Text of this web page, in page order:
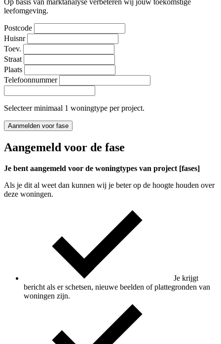
Op basis van marktanalyse verbeteren wij jouw toekomstige
leefomgeving.
Postcode
Huisnr
Toev.
Straat
Plaats
Telefoonnummer
Selecteer minimaal 1 woningtype per project.
Aanmelden voor fase
Aangemeld voor de fase
Je bent aangemeld voor de woningtypes van project [fases]
Als je dit al weet dan kunnen wij je beter op de hoogte houden over
deze woningen.
Je krijgt
bericht als er schetsen, nieuwe beelden of plattegronden van
woningen zijn.